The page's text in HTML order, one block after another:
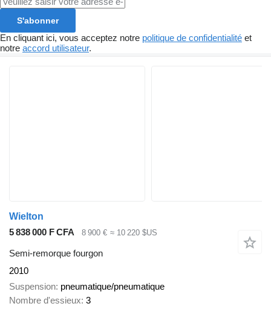
S'abonner
En cliquant ici, vous acceptez notre politique de confidentialité et
notre accord utilisateur.
Wielton
5 838 000 F CFA
8 900 € ≈ 10 220 $US
Semi-remorque fourgon
2010
Suspension pneumatique/pneumatique
Nombre d'essieux 3